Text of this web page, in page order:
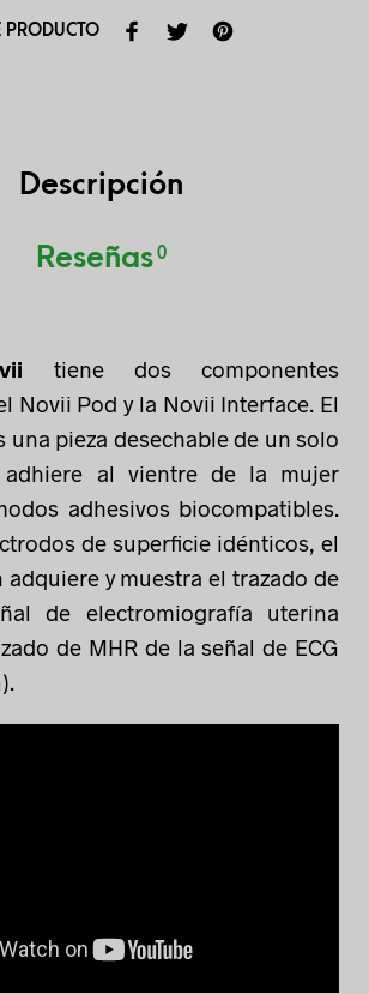
PRODUCTO
Descripción
Reseñas 0
tiene dos componentes
Novii Pod y la Novii Interface. El
una pieza desechable de un solo
al vientre de la mujer
adhesivos biocompatibles.
de superficie idénticos, el
y muestra el trazado de
de electromiografía uterina
de MHR de la señal de ECG